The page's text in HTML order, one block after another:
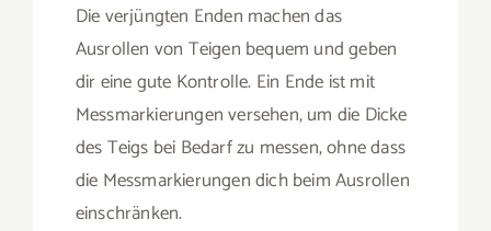
Die verjüngten Enden machen das
Ausrollen von Teigen bequem und geben
dir eine gute Kontrolle. Ein Ende ist mit
Messmarkierungen versehen, um die Dicke
des Teigs bei Bedarf zu messen, ohne dass
die Messmarkierungen dich beim Ausrollen
einschränken.